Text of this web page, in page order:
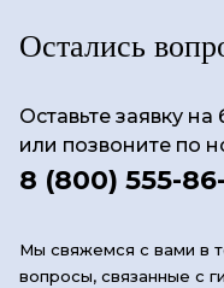
Остались
Оставьте заявку
или позвоните по
8 (800) 555-
Мы свяжемся с вами в
вопросы, связанные с